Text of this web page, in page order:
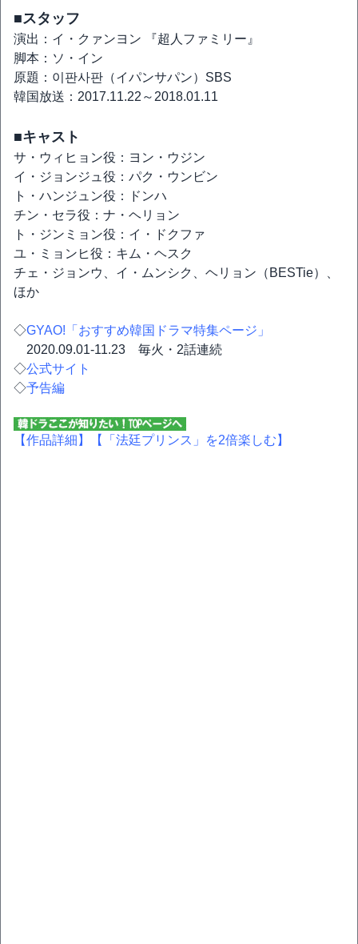
■スタッフ
演出：イ・クァンヨン 『超人ファミリー』
脚本：ソ・イン
原題：이판사판（イパンサパン）SBS
韓国放送：2017.11.22～2018.01.11
■キャスト
サ・ウィヒョン役：ヨン・ウジン
イ・ジョンジュ役：パク・ウンビン
ト・ハンジュン役：ドンハ
チン・セラ役：ナ・ヘリョン
ト・ジンミョン役：イ・ドクファ
ユ・ミョンヒ役：キム・ヘスク
チェ・ジョンウ、イ・ムンシク、ヘリョン（BESTie）、
ほか
◇GYAO!「おすすめ韓国ドラマ特集ページ」
2020.09.01-11.23 毎火・2話連続
◇公式サイト
◇予告編
【作品詳細】 【「法廷プリンス」を2倍楽しむ】